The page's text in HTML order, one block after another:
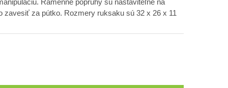
Ramenné popruhy sú nastaviteľné na
zavesiť za pútko. Rozmery ruksaku sú 32 x 26 x 11